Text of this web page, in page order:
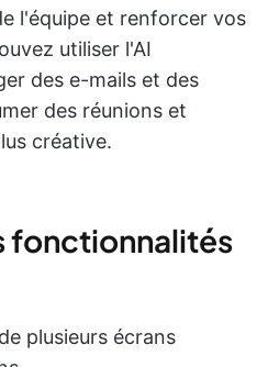
l'équipe et renforcer vos
utiliser l'AI
des e-mails et des
des réunions et
créative.
fonctionnalités
plusieurs écrans